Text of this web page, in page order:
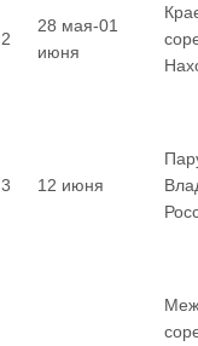
2
28 мая-01
июня
3 12 июня